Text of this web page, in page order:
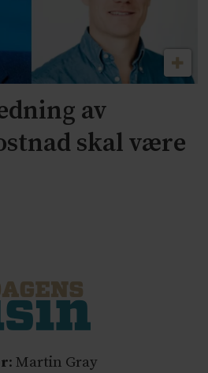
av
skal være
: Martin Gray